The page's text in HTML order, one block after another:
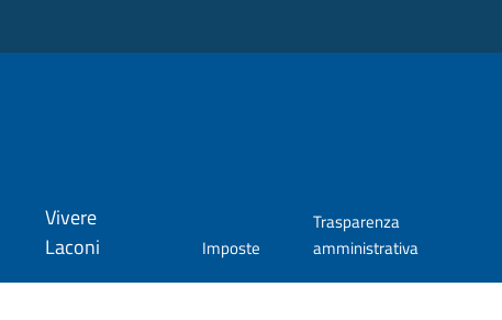
Vivere
Laconi
Imposte
Trasparenza
amministrativa